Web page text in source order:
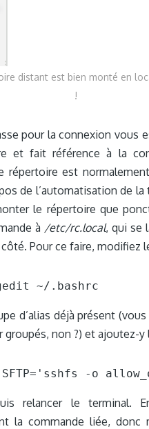
distant est bien monté en
!
pour la connexion vous
et fait référence à la
répertoire est
de l’automatisation de
le répertoire que
à /etc/rc.local, qui se
Pour ce faire, modifiez
~/.bashrc
d’alias déjà présent
groupés, non ?) et ajoutez-y
-o
relancer le
la commande liée,